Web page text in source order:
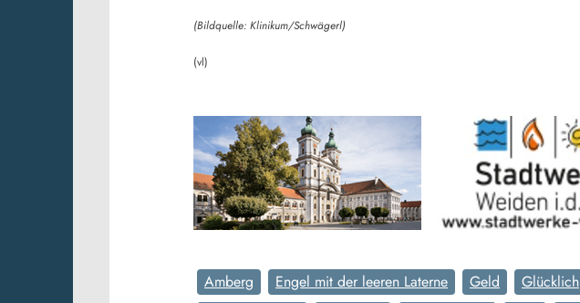
(Bildquelle: Klinikum/Schwägerl)
(vl)
Amberg Engel mit der leeren Laterne Geld Glücklich